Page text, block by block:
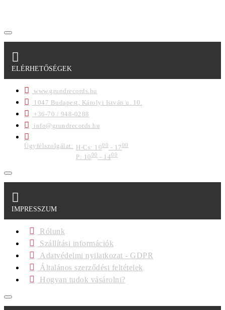
ELÉRHETŐSÉGEK
www.grundrecords.hu
1047 Budapest, Károlyi István u. 10.
+36-70 / 948-0288
info@grundrecords.hu
Ügyfélszolgálat: H-Cs: 1000 - 1700
P: 1000- 1400
IMPRESSZUM
Rólunk
Szállítási információk
Adatvédelmi nyilatkozat - GDPR
Általános szerződési feltételek
Hogyan tudok vásárolni?